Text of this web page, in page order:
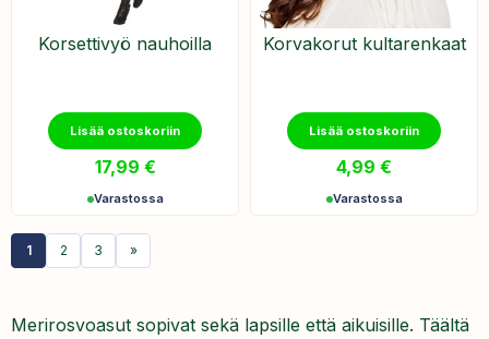
Korsettivyö nauhoilla
Lisää ostoskoriin
17,99 €
Varastossa
Korvakorut kultarenkaat
Lisää ostoskoriin
4,99 €
Varastossa
1 2 3 »
Merirosvoasut sopivat sekä lapsille että aikuisille. Täältä